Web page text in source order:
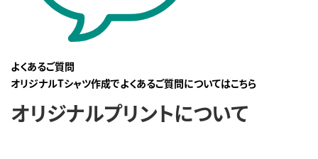
よくあるご質問
オリジナルTシャツ作成でよくあるご質問についてはこちら
オリジナルプリントについて